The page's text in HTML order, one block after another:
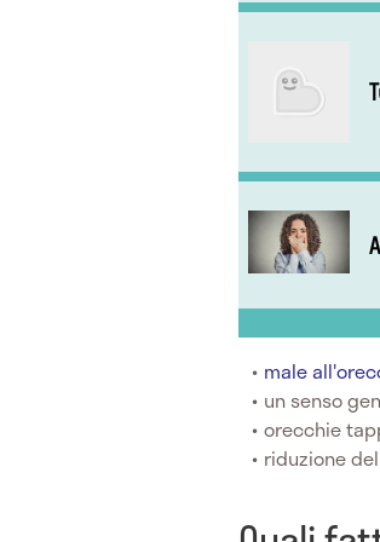
male
un senso
orecchie
riduzione